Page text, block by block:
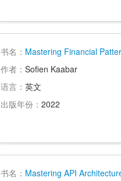
书名： Mastering Financial
作者： Sofien Kaabar
语言： 英文
出版年份： 2022
书名： Mastering API